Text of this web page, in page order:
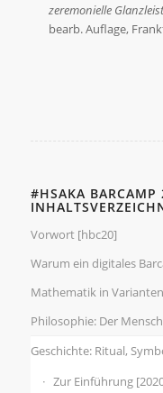
zeremonielle
bearb. Auflage,
#HSAKA
Vorwort [hbc20]
Warum ein digitales
Mathematik in
Philosophie: Der
Geschichte: Ritual,
Zur Einführung